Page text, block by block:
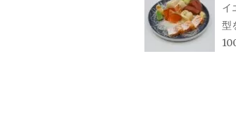
イ
型